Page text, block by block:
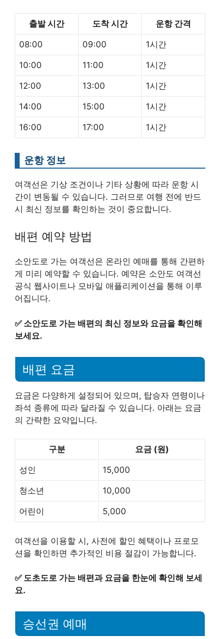
출발 시간 도착 시간 운항 간격
08:00 09:00 1시간
10:00 11:00 1시간
12:00 13:00 1시간
14:00 15:00 1시간
16:00 17:00 1시간
운항 정보
여객선은 기상 조건이나 기타 상황에 따라 운항 시
간이 변동될 수 있습니다. 그러므로 여행 전에 반드
시 최신 정보를 확인하는 것이 중요합니다.
배편 예약 방법
소안도로 가는 여객선은 온라인 예매를 통해 간편하
게 미리 예약할 수 있습니다. 예약은 소안도 여객선
공식 웹사이트나 모바일 애플리케이션을 통해 이루
어집니다.
✅ 소안도로 가는 배편의 최신 정보와 요금을 확인해
보세요.
배편 요금
요금은 다양하게 설정되어 있으며, 탑승자 연령이나
좌석 종류에 따라 달라질 수 있습니다. 아래는 요금
의 간략한 요약입니다.
구분 요금 (원)
성인 15,000
청소년 10,000
어린이 5,000
여객선을 이용할 시, 사전에 할인 혜택이나 프로모
션을 확인하면 추가적인 비용 절감이 가능합니다.
✅ 도초도로 가는 배편과 요금을 한눈에 확인해 보세
요.
승선권 예매